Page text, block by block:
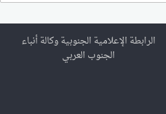
ث
ع
ن
الرابطة الإعلامية الجنوبية وكالة أنباء
الجنوب العربي